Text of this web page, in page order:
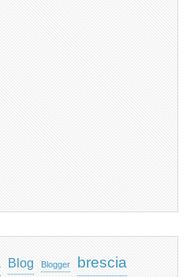
Blog Blogger brescia